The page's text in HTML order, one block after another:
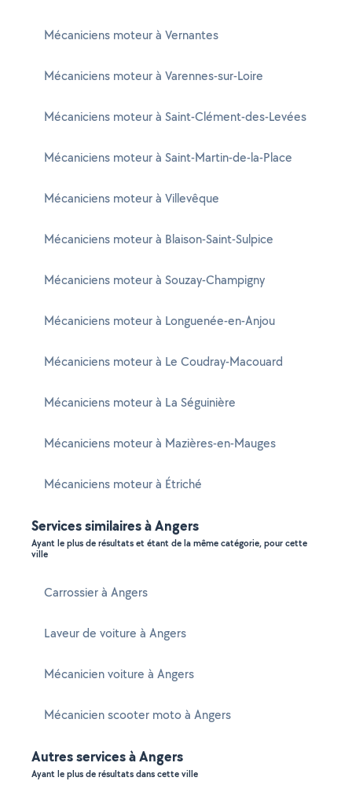
Mécaniciens moteur à Vernantes
Mécaniciens moteur à Varennes-sur-Loire
Mécaniciens moteur à Saint-Clément-des-Levées
Mécaniciens moteur à Saint-Martin-de-la-Place
Mécaniciens moteur à Villevêque
Mécaniciens moteur à Blaison-Saint-Sulpice
Mécaniciens moteur à Souzay-Champigny
Mécaniciens moteur à Longuenée-en-Anjou
Mécaniciens moteur à Le Coudray-Macouard
Mécaniciens moteur à La Séguinière
Mécaniciens moteur à Mazières-en-Mauges
Mécaniciens moteur à Étriché
Services similaires à Angers
Ayant le plus de résultats et étant de la même catégorie, pour cette
ville
Carrossier à Angers
Laveur de voiture à Angers
Mécanicien voiture à Angers
Mécanicien scooter moto à Angers
Autres services à Angers
Ayant le plus de résultats dans cette ville